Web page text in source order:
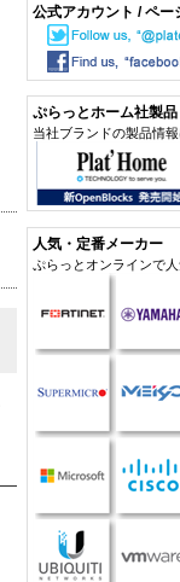
公式アカウント / ペー
ぷらっとホーム社製品
当社ブランドの製品情
人気・定番メーカー
ぷらっとオンラインで